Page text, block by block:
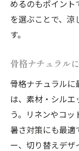
めるのもポイン
を選ぶことで、涼
す。
骨格ナチュラル
骨格ナチュラル
は、素材・シルエ
う。リネンやコ
暑さ対策にも最適
ー、切り替えデザ